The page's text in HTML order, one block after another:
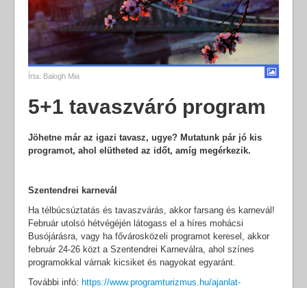
Írta: Balogh Mia
5+1 tavaszváró program
Jöhetne már az igazi tavasz, ugye? Mutatunk pár jó kis
programot, ahol elütheted az időt, amíg megérkezik.
Szentendrei karnevál
Ha télbúcsúztatás és tavaszvárás, akkor farsang és karnevál!
Február utolsó hétvégéjén látogass el a híres mohácsi
Busójárásra, vagy ha fővárosközeli programot keresel, akkor
február 24-26 közt a Szentendrei Karneválra, ahol színes
programokkal várnak kicsiket és nagyokat egyaránt.
További infó: https://www.programturizmus.hu/ajanlat-